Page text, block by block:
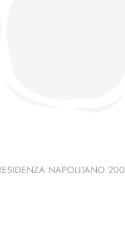
NAPOLITANO